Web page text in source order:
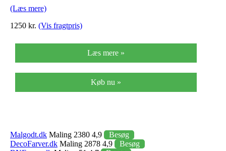
(Læs mere)
1250 kr. (Vis fragtpris)
Læs mere »
Køb nu »
Malgodt.dk Maling 2380 4,9
Besøg
DecoFarver.dk Maling 2878 4,9
Besøg